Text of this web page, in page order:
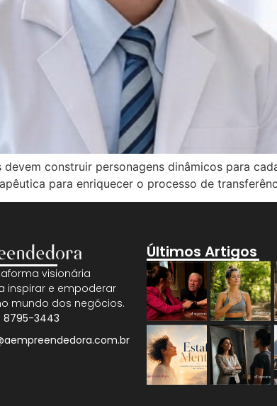
devem construir personagens dinâmicos para
para enriquecer o processo de
visionária
inspirar e empoderar
mundo dos negócios.
8795-3443
Últimos Artigos